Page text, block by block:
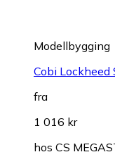
Modellbygging
Cobi Lockheed
fra
1 016 kr
hos CS